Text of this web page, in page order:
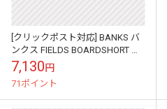
[クリックポスト対応] BANKS バ
ンクス FIELDS BOARDSHORT ボ
ードショーツ BS0133
7,130円
71ポイント